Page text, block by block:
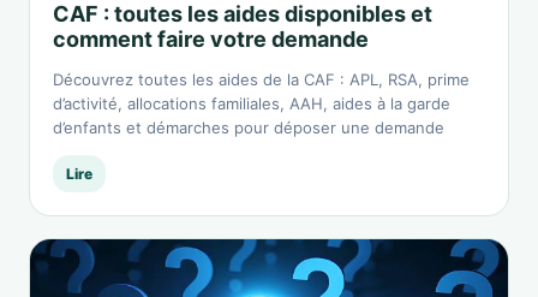
CAF : toutes les aides disponibles et
comment faire votre demande
Découvrez toutes les aides de la CAF : APL, RSA, prime
d’activité, allocations familiales, AAH, aides à la garde
d’enfants et démarches pour déposer une demande
Lire